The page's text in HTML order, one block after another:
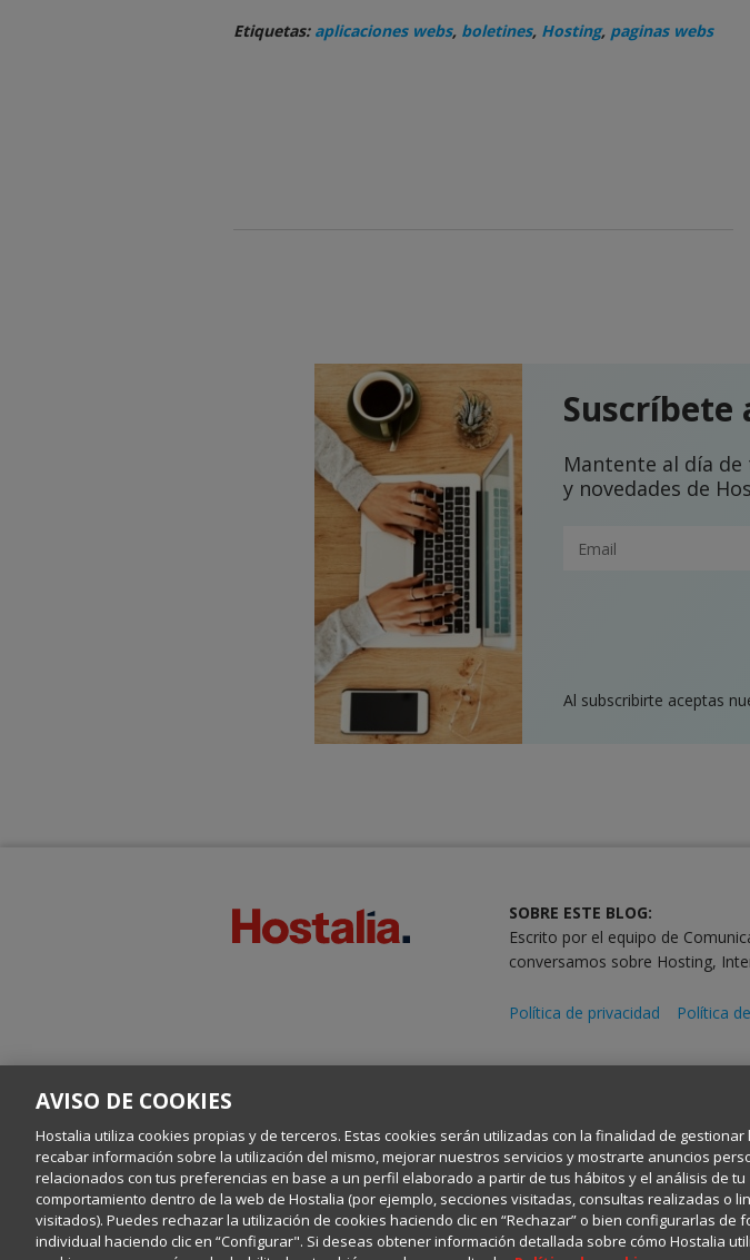
Etiquetas: aplicaciones webs, boletines, Hosting, paginas webs
Mantente al día
y novedades de
Al subscribirte aceptas
SOBRE ESTE BLOG:
Escrito por el equipo de
conversamos sobre Hosting,
Política de privacidad Política
Todos los Derechos Reservados
AVISO DE COOKIES
Hostalia utiliza cookies propias y de terceros. Estas cookies serán utilizadas con la finalidad de gestionar
recabar información sobre la utilización del mismo, mejorar nuestros servicios y mostrarte anuncios
relacionados con tus preferencias en base a un perfil elaborado a partir de tus hábitos y el análisis de tu
comportamiento dentro de la web de Hostalia (por ejemplo, secciones visitadas, consultas realizadas o
visitados). Puedes rechazar la utilización de cookies haciendo clic en “Rechazar” o bien configurarlas de
individual haciendo clic en “Configurar". Si deseas obtener información detallada sobre cómo Hostalia